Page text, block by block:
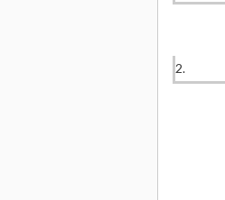
2.